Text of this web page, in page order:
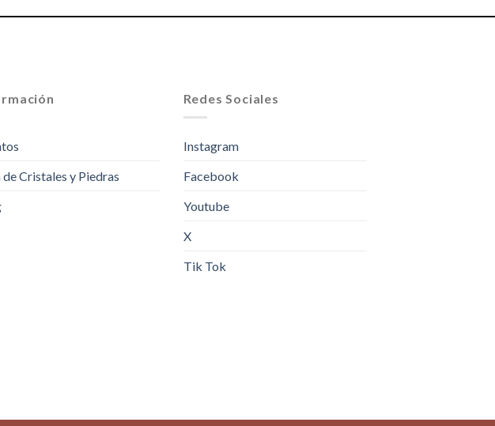
de Cristales y Piedras
Redes Sociales
Instagram
Facebook
Youtube
X
Tik Tok